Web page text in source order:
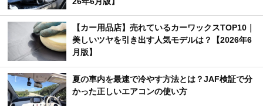
【カー用品店】売れているカーワックスTOP10｜
美しいツヤを引き出す人気モデルは？【2026年6
月版】
夏の車内を最速で冷やす方法とは？JAF検証で分
かった正しいエアコンの使い方